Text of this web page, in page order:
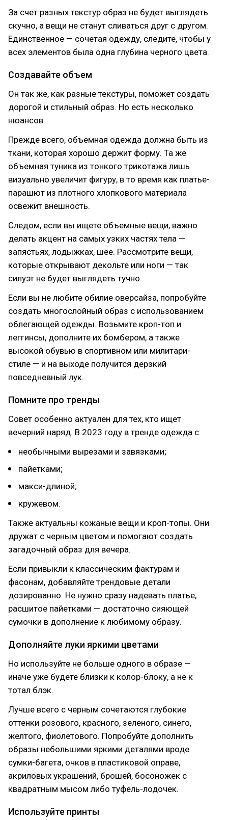
За счет разных текстур образ не будет выглядеть
скучно, а вещи не станут сливаться друг с другом.
Единственное — сочетая одежду, следите, чтобы у
всех элементов была одна глубина черного цвета.
Создавайте объем
Он так же, как разные текстуры, поможет создать
дорогой и стильный образ. Но есть несколько
нюансов.
Прежде всего, объемная одежда должна быть из
ткани, которая хорошо держит форму. Та же
объемная туника из тонкого трикотажа лишь
визуально увеличит фигуру, в то время как платье-
парашют из плотного хлопкового материала
освежит внешность.
Следом, если вы ищете объемные вещи, важно
делать акцент на самых узких частях тела —
запястьях, лодыжках, шее. Рассмотрите вещи,
которые открывают декольте или ноги — так
силуэт не будет выглядеть тучно.
Если вы не любите обилие оверсайза, попробуйте
создать многослойный образ с использованием
облегающей одежды. Возьмите кроп-топ и
леггинсы, дополните их бомбером, а также
высокой обувью в спортивном или милитари-
стиле — и на выходе получится дерзкий
повседневный лук.
Помните про тренды
Совет особенно актуален для тех, кто ищет
вечерний наряд. В 2023 году в тренде одежда с:
необычными вырезами и завязками;
пайетками;
макси-длиной;
кружевом.
Также актуальны кожаные вещи и кроп-топы. Они
дружат с черным цветом и помогают создать
загадочный образ для вечера.
Если привыкли к классическим фактурам и
фасонам, добавляйте трендовые детали
дозированно. Не нужно сразу надевать платье,
расшитое пайетками — достаточно сияющей
сумочки в дополнение к любимому образу.
Дополняйте луки яркими цветами
Но используйте не больше одного в образе —
иначе уже будете близки к колор-блоку, а не к
тотал блэк.
Лучше всего с черным сочетаются глубокие
оттенки розового, красного, зеленого, синего,
желтого, фиолетового. Попробуйте дополнить
образы небольшими яркими деталями вроде
сумки-багета, очков в пластиковой оправе,
акриловых украшений, брошей, босоножек с
квадратным мысом либо туфель-лодочек.
Используйте принты